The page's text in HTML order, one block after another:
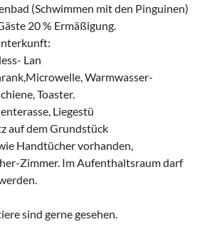
(Schwimmen mit den Pinguinen)
20 % Ermäßigung.
Lan
Warmwasser-
Toaster.
Liegestü
auf dem Grundstück
Handtücher vorhanden,
Zimmer. Im Aufenthaltsraum darf
sind gerne gesehen.